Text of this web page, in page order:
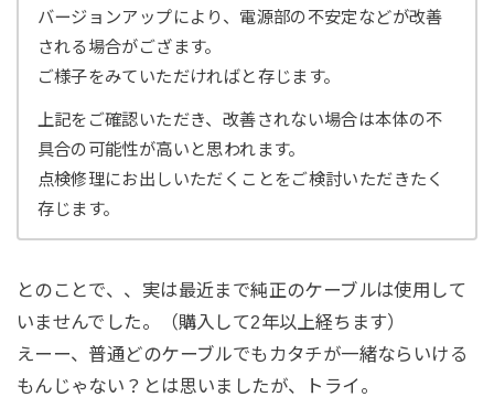
バージョンアップにより、電源部の不安定などが改善
される場合がござます。
ご様子をみていただければと存じます。
上記をご確認いただき、改善されない場合は本体の不
具合の可能性が高いと思われます。
点検修理にお出しいただくことをご検討いただきたく
存じます。
とのことで、、実は最近まで純正のケーブルは使用して
いませんでした。（購入して2年以上経ちます）
えーー、普通どのケーブルでもカタチが一緒ならいける
もんじゃない？とは思いましたが、トライ。